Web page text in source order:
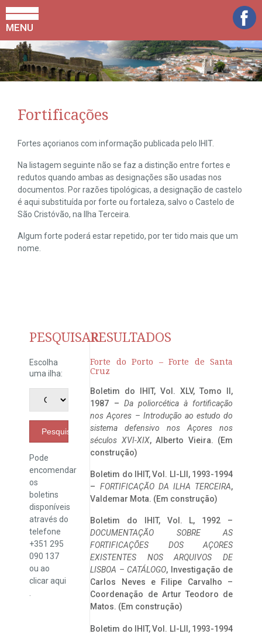
MENU
Fortificações
Fortes açorianos com informação publicada pelo IHIT.
Na listagem seguinte não se faz a distinção entre fortes e
redutos quando ambas as designações são usadas nos
documentos. Por razões tipológicas, a designação de castelo
é aqui substituída por forte ou fortaleza, salvo o Castelo de
São Cristóvão, na Ilha Terceira.
Algum forte poderá estar repetido, por ter tido mais que um
nome.
PESQUISAR
Escolha
uma ilha:
Pesquisar
Pode
encomendar
os
boletins
disponíveis
através do
telefone
+351 295
090 137
ou ao
clicaraqui
RESULTADOS
Forte do Porto – Forte de Santa
Cruz
Boletim do IHIT, Vol. XLV, Tomo II,
1987 – Da poliorcética à fortificação
nos Açores – Introdução ao estudo do
sistema defensivo nos Açores nos
séculos XVI-XIX, Alberto Vieira. (Em
construção)
Boletim do IHIT, Vol. LI-LII, 1993-1994
– FORTIFICAÇÃO DA ILHA TERCEIRA,
Valdemar Mota. (Em construção)
Boletim do IHIT, Vol. L, 1992 –
DOCUMENTAÇÃO SOBRE AS
FORTIFICAÇÕES DOS AÇORES
EXISTENTES NOS ARQUIVOS DE
LISBOA – CATÁLOGO, Investigação de
Carlos Neves e Filipe Carvalho –
Coordenação de Artur Teodoro de
Matos. (Em construção)
Boletim do IHIT, Vol. LI-LII, 1993-1994